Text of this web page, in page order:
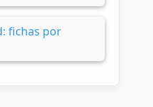
fichas por